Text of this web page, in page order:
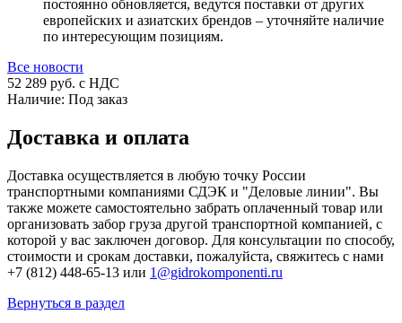
постоянно обновляется, ведутся поставки от других
европейских и азиатских брендов – уточняйте наличие
по интересующим позициям.
Все новости
52 289 руб. с НДС
Наличие: Под заказ
Доставка и оплата
Доставка осуществляется в любую точку России
транспортными компаниями СДЭК и "Деловые линии". Вы
также можете самостоятельно забрать оплаченный товар или
организовать забор груза другой транспортной компанией, с
которой у вас заключен договор. Для консультации по способу,
стоимости и срокам доставки, пожалуйста, свяжитесь с нами
+7 (812) 448-65-13 или 1@gidrokomponenti.ru
Вернуться в раздел